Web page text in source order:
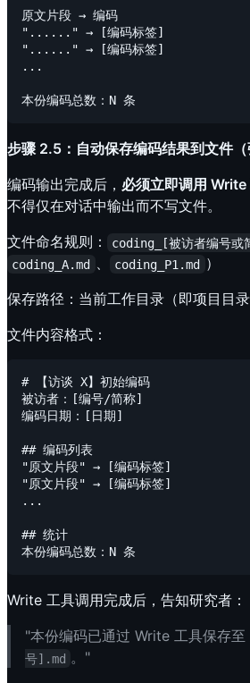
原文片段 → 编码
"......" → [编码标签]
"......" → [编码标签]
...
步骤 2.5：自动保存编码结果到文件（
编码输出完成后， 必须立即调用 Write
不得仅在对话中输出而不写文件。
文件命名规则：
coding_[被访者编号或
coding_A.md 、 coding_P1.md ）
保存路径：当前工作目录（即项目目录
文件内容格式：
# 【访谈 X】初始编码
被访者：[编号/简称]
编码日期：[日期]
## 编码列表
"原文片段" → [编码标签]
"原文片段" → [编码标签]
...
## 统计
Write 工具调用完成后，告知研究者：
"本份编码已通过 Write 工具保存至
号].md 。"